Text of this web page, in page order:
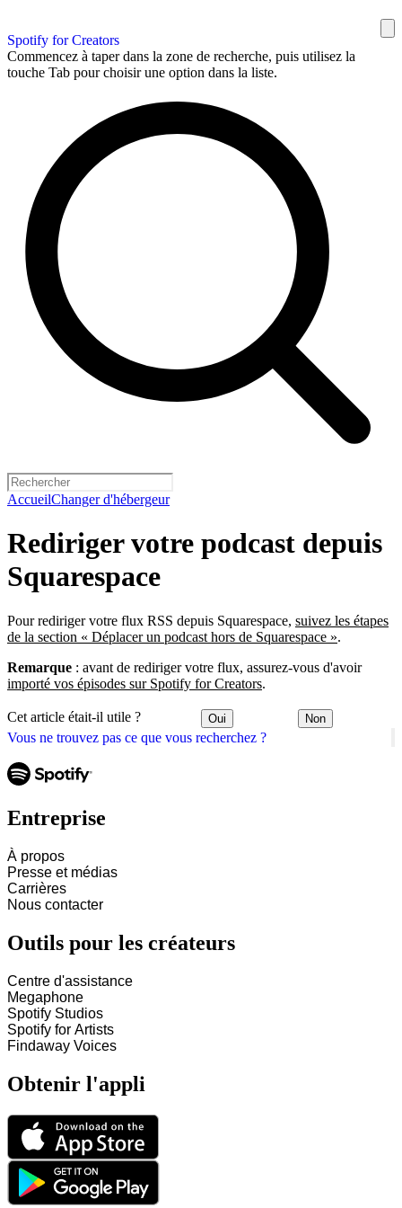
Spotify for Creators
Commencez à taper dans la zone de recherche, puis utilisez la
touche Tab pour choisir une option dans la liste.
AccueilChanger d'hébergeur
Vous ne trouvez pas ce que vous recherchez ?
Rediriger votre podcast depuis
Squarespace
Pour rediriger votre flux RSS depuis Squarespace, suivez les étapes
de la section « Déplacer un podcast hors de Squarespace ».
Remarque : avant de rediriger votre flux, assurez-vous d'avoir
importé vos épisodes sur Spotify for Creators.
Cet article était-il utile ? Oui Non
Entreprise
À propos
Presse et médias
Carrières
Nous contacter
Outils pour les créateurs
Centre d'assistance
Megaphone
Spotify Studios
Spotify for Artists
Findaway Voices
Obtenir l'appli